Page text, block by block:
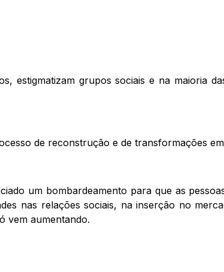
estigmatizam grupos sociais e na maioria
de reconstrução e de transformações
um bombardeamento para que as
nas relações sociais, na inserção no
vem aumentando.